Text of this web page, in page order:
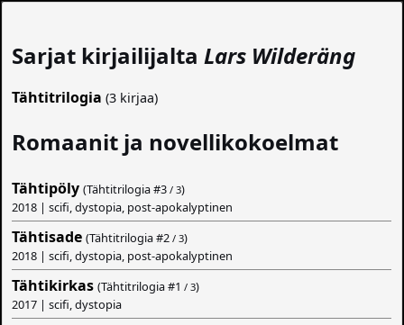
Sarjat kirjailijaltaLars Wilderäng
Tähtitrilogia (3 kirjaa)
Romaanit ja novellikokoelmat
Tähtipöly (Tähtitrilogia #3 / 3)
2018 | scifi, dystopia, post-apokalyptinen
Tähtisade (Tähtitrilogia #2 / 3)
2018 | scifi, dystopia, post-apokalyptinen
Tähtikirkas (Tähtitrilogia #1 / 3)
2017 | scifi, dystopia